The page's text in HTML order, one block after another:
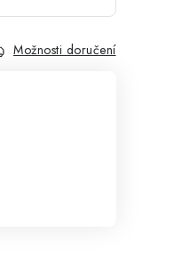
Možnosti doručení